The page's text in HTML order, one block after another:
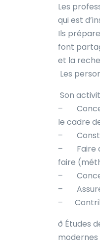
Les
qui est
Ils
font
et la
Les
Son
–
le cadre
–
– Faire
faire
–
– Assurer
–
ð Études
modernes